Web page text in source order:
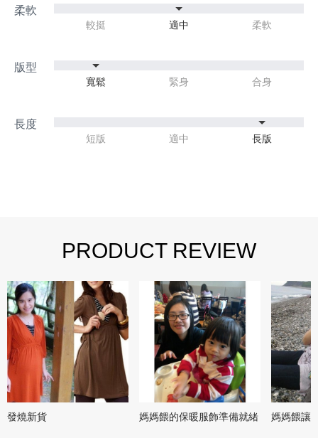
較挺 適中 柔軟
寬鬆 緊身 合身
短版 適中 長版
PRODUCT REVIEW
發燒新貨 媽媽餵的保暖服飾準備就緒 媽媽餵讓